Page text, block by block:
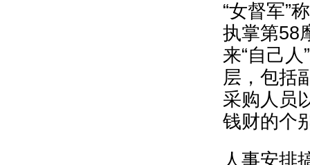
“女督军”
执掌第58
来“自己
层，包括
采购人员
钱财的个
人事安排